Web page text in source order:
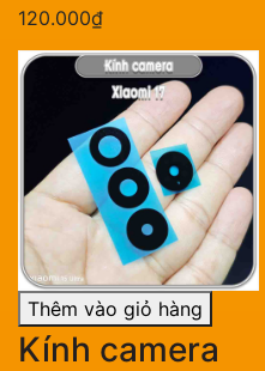
120.000₫
Thêm vào giỏ hàng
Kính camera